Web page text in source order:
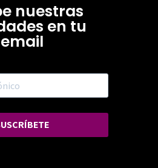
nuestras
en tu
email